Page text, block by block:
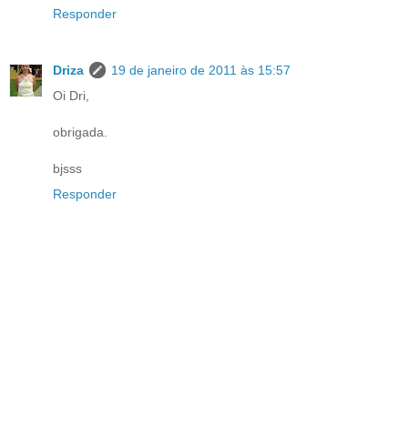
Responder
Driza
19 de janeiro de 2011 às 15:57
Oi Dri,
obrigada.
bjsss
Responder